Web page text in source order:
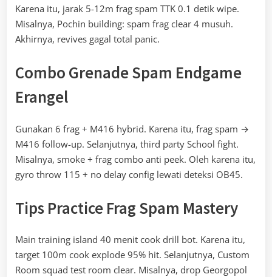
Karena itu, jarak 5-12m frag spam TTK 0.1 detik wipe.
Misalnya, Pochin building: spam frag clear 4 musuh.
Akhirnya, revives gagal total panic.
Combo Grenade Spam Endgame
Erangel
Gunakan 6 frag + M416 hybrid. Karena itu, frag spam →
M416 follow-up. Selanjutnya, third party School fight.
Misalnya, smoke + frag combo anti peek. Oleh karena itu,
gyro throw 115 + no delay config lewati deteksi OB45.
Tips Practice Frag Spam Mastery
Main training island 40 menit cook drill bot. Karena itu,
target 100m cook explode 95% hit. Selanjutnya, Custom
Room squad test room clear. Misalnya, drop Georgopol